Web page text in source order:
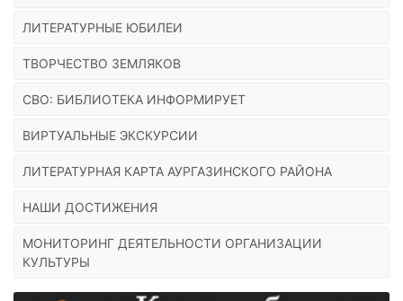
ЛИТЕРАТУРНЫЕ ЮБИЛЕИ
ТВОРЧЕСТВО ЗЕМЛЯКОВ
СВО: БИБЛИОТЕКА ИНФОРМИРУЕТ
ВИРТУАЛЬНЫЕ ЭКСКУРСИИ
ЛИТЕРАТУРНАЯ КАРТА АУРГАЗИНСКОГО РАЙОНА
НАШИ ДОСТИЖЕНИЯ
МОНИТОРИНГ ДЕЯТЕЛЬНОСТИ ОРГАНИЗАЦИИ
КУЛЬТУРЫ